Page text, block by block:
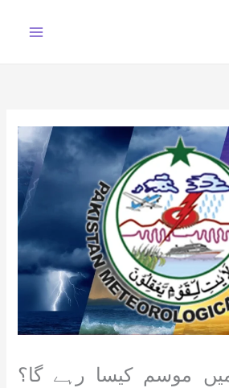
موسم کیسا رہے گا؟